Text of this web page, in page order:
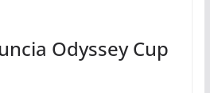
Odyssey Cup